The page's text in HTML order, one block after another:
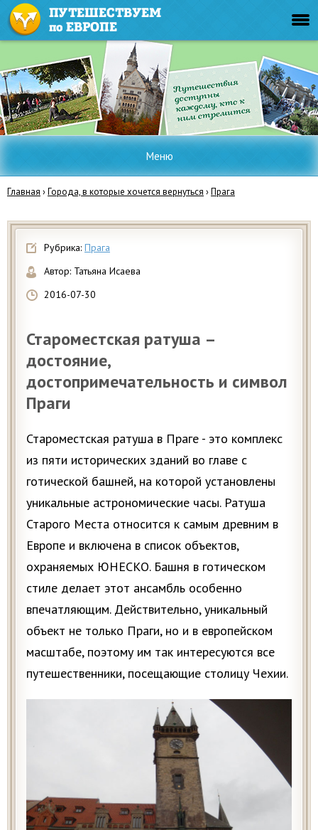
Меню
Главная ›Города, в которые хочется вернуться ›Прага
Рубрика: Прага
Автор: Татьяна Исаева
2016-07-30
Староместская ратуша –
достояние,
достопримечательность и символ
Праги
Староместская ратуша в Праге - это комплекс
из пяти исторических зданий во главе с
готической башней, на которой установлены
уникальные астрономические часы. Ратуша
Старого Места относится к самым древним в
Европе и включена в список объектов,
охраняемых ЮНЕСКО. Башня в готическом
стиле делает этот ансамбль особенно
впечатляющим. Действительно, уникальный
объект не только Праги, но и в европейском
масштабе, поэтому им так интересуются все
путешественники, посещающие столицу Чехии.